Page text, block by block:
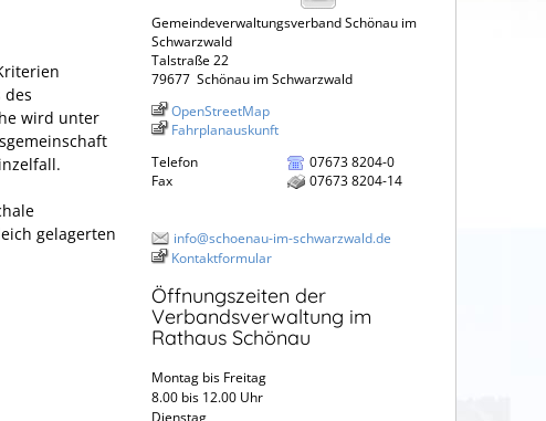
des
wird unter
gelagerten
Gemeindeverwaltungsverband Schönau im
Schwarzwald
Talstraße 22
79677 Schönau im Schwarzwald
OpenStreetMap
Fahrplanauskunft
Telefon
07673 8204-0
Fax
07673 8204-14
info@schoenau-im-schwarzwald.de
Kontaktformular
Öffnungszeiten der
Verbandsverwaltung im
Rathaus Schönau
Montag bis Freitag
8.00 bis 12.00 Uhr